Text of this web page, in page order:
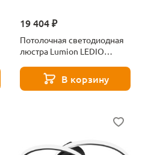
19 404 ₽
Потолочная светодиодная
люстра Lumion LEDIO
В корзину